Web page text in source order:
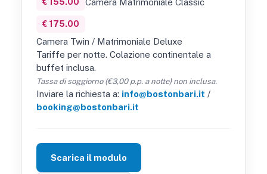
€ 175.00
Camera Twin / Matrimoniale Deluxe
Tariffe per notte. Colazione continentale a
buffet inclusa.
Tassa di soggiorno (€3,00 p.p. a notte) non inclusa.
Inviare la richiesta a: info@bostonbari.it /
booking@bostonbari.it
Scarica il modulo